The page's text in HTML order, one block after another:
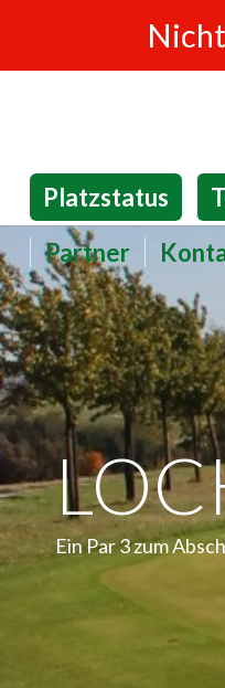
Platzstatus
Partner
Ein Par 3 zum